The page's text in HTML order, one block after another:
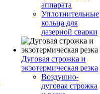
аппарата
Уплотнительные
кольца для
лазерной сварки
Дуговая строжка и
экзотермическая резка
Воздушно-
дуговая строжка